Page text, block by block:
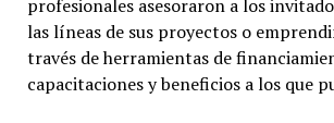
profesionales asesoraron a los
las líneas de sus proyectos o
través de herramientas de
capacitaciones y beneficios a los que